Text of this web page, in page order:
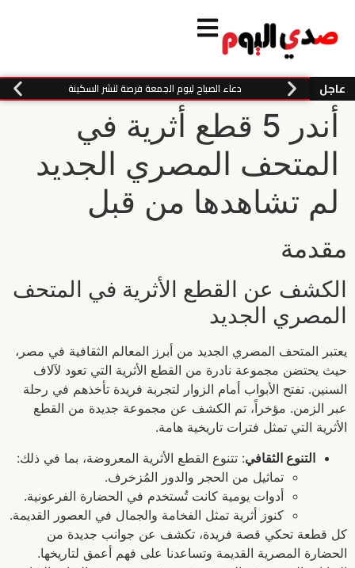
عاجل دعاء الصباح ليوم الجمعة فرصة لنشر السكينة
أندر 5 قطع أثرية في
المتحف المصري الجديد
لم تشاهدها من قبل
مقدمة
الكشف عن القطع الأثرية في المتحف
المصري الجديد
يعتبر المتحف المصري الجديد من أبرز المعالم الثقافية في مصر،
حيث يحتضن مجموعة نادرة من القطع الأثرية التي تعود لآلاف
السنين. تفتح الأبواب أمام الزوار لتجربة فريدة تأخذهم في رحلة
عبر الزمن. مؤخراً، تم الكشف عن مجموعة جديدة من القطع
الأثرية التي تمثل فترات تاريخية هامة.
التنوع الثقافي: تتنوع القطع الأثرية المعروضة، بما في ذلك:
تماثيل من الحجر والدور المُزخرف.
أدوات يومية كانت تُستخدم في الحضارة الفرعونية.
كنوز أثرية تمثل الفخامة والجمال في العصور القديمة.
كل قطعة تحكي قصة فريدة، تكشف عن جوانب جديدة من
الحضارة المصرية القديمة وتساعدنا على فهم أعمق لتاريخها.